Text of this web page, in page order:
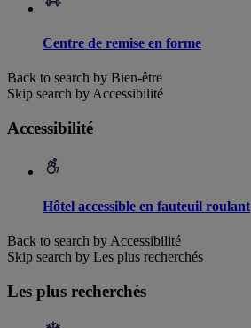
Centre de remise en forme
Back to search by Bien-être
Skip search by Accessibilité
Accessibilité
Hôtel accessible en fauteuil roulant
Back to search by Accessibilité
Skip search by Les plus recherchés
Les plus recherchés